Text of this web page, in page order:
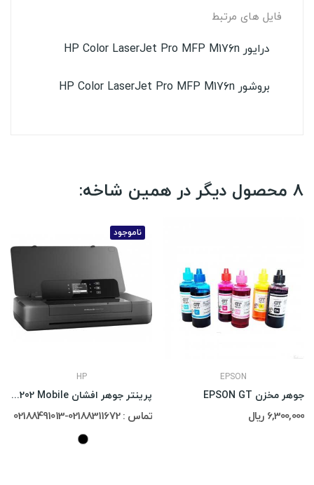
فایل های مرتبط
درایور HP Color LaserJet Pro MFP M176n
بروشور HP Color LaserJet Pro MFP M176n
8 محصول دیگر در همین شاخه:
ناموجود
HP
پرینتر جوهر افشان HP OfficeJet 202 Mobile
تماس : 02188311672-02188491013
EPSON
جوهر مخزن EPSON GT
6,300,000 ریال